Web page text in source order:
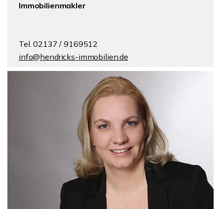
Immobilienmakler
Tel. 02137 / 9169512
info@hendricks-immobilien.de